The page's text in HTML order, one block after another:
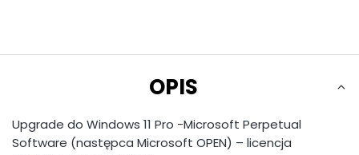
OPIS
Upgrade do Windows 11 Pro -Microsoft Perpetual
Software (następca Microsoft OPEN) – licencja